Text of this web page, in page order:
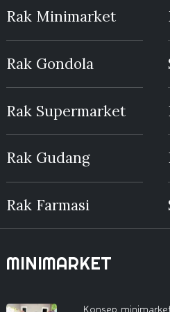
Rak Minimarket
Rak Gondola
Rak Supermarket
Rak Gudang
Rak Farmasi
MINIMARKET
Konsep